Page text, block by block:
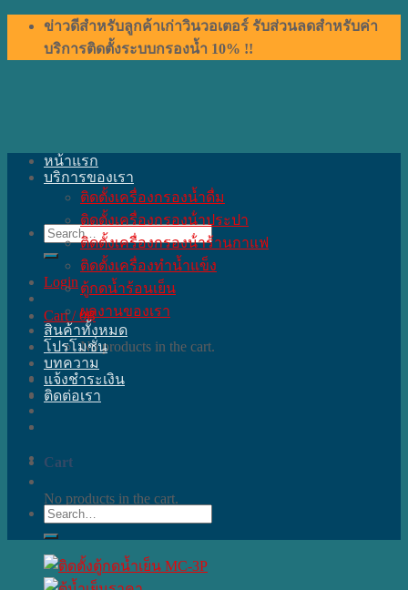
Skip
content
ข่าวดีสำหรับลูกค้าเก่าวินวอเตอร์ รับส่วนลดสำหรับค่า
บริการติดตั้งระบบกรองน้ำ 10% !!
Search
for:
Login
Cart /0฿
No products in the cart.
Cart
No products in the cart.
หน้าแรก
บริการของเรา
ติดตั้งเครื่องกรองน้ำดื่ม
ติดตั้งเครื่องกรองน้ําประปา
ติดตั้งเครื่องกรองน้ําร้านกาแฟ
ติดตั้งเครื่องทำน้ำแข็ง
ตู้กดน้ำร้อนเย็น
ผลงานของเรา
สินค้าทั้งหมด
โปรโมชั่น
บทความ
แจ้งชำระเงิน
ติดต่อเรา
Search
for: